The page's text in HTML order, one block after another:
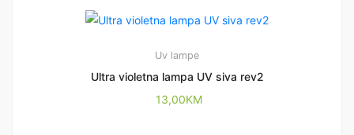
Uv lampe
Ultra violetna lampa UV siva rev2
13,00KM